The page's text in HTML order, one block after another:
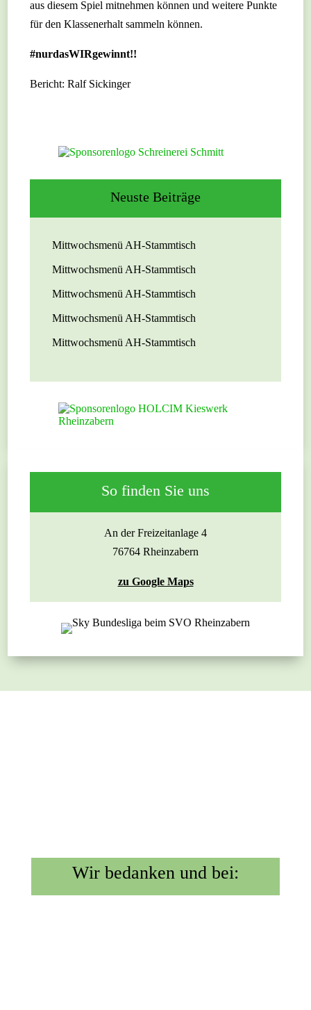
aus diesem Spiel mitnehmen können und weitere Punkte
für den Klassenerhalt sammeln können.
#nurdasWIRgewinnt!!
Bericht: Ralf Sickinger
Neuste Beiträge
Mittwochsmenü AH-Stammtisch
Mittwochsmenü AH-Stammtisch
Mittwochsmenü AH-Stammtisch
Mittwochsmenü AH-Stammtisch
Mittwochsmenü AH-Stammtisch
So finden Sie uns
An der Freizeitanlage 4
76764 Rheinzabern
zu Google Maps
Wir bedanken und bei: